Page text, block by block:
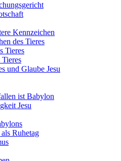
Kennzeichen
des Tieres
Tieres
und Glaube Jesu
ist Babylon
Jesu
Ruhetag